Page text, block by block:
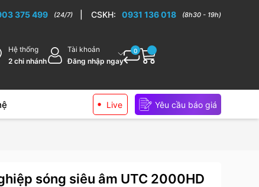
375 499 (24/7) CSKH: 0931 136 018 (8h30 - 19h)
Hệ thống
2 chi nhánh
Tài khoản
Đăng nhập ngay
0
Live Yêu cầu báo giá
sóng siêu âm UTC 2000HD